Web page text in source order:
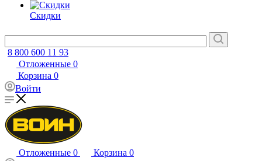
Скидки
8 800 600 11 93
Отложенные 0
Корзина 0
Войти
Отложенные 0 Корзина 0